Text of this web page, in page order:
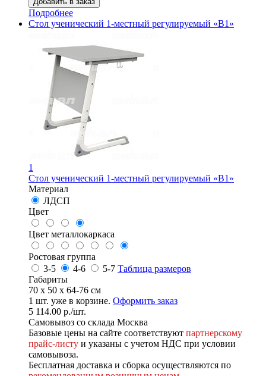
Подробнее
Стол ученический 1-местный регулируемый «В1»
1
Стол ученический 1-местный регулируемый «В1»
Материал
ЛДСП
Цвет
Цвет металлокаркаса
Ростовая группа
3-5
4-6 5-7 Таблица размеров
Габариты
70 x 50 x 64-76 см
1 шт. уже в корзине. Оформить заказ
5 114.00 р./шт.
Самовывоз со склада Москва
Базовые цены на сайте соответствуют партнерскому
прайс-листу и указаны с учетом НДС при условии
самовывоза.
Бесплатная доставка и сборка осуществляются по